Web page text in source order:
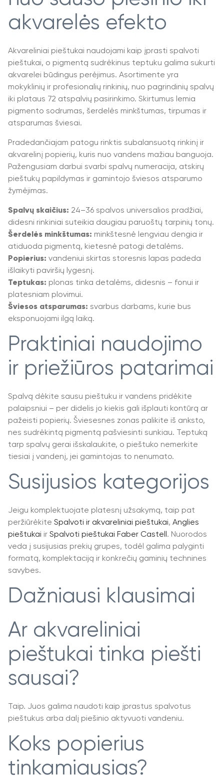
akvarelės efekto
Akvareliniai pieštukai naudojami kaip įprasti spalvoti
pieštukai, o pigmentą sudrėkinus teptuku galima sukurti
akvarelei būdingus perėjimus. Asortimente yra
mokyklinių ir profesionalių rinkinių, nuo pagrindinių spalvų
iki plataus 72 atspalvių pasirinkimo. Skirtumus lemia
pigmento sodrumas, šerdelės minkštumas, tirpumas ir
atsparumas šviesai.
Pradedančiajam patogu rinktis subalansuotą rinkinį ir
akvarelinį popierių, kuris nuo vandens mažiau banguoja.
Pažengusiam darbui svarbi spalvų numeracija, atskirų
pieštukų papildymas ir gamintojo šviesos atsparumo
žymėjimas.
Spalvų skaičius: 24–36 spalvos universalios pradžiai,
didesni rinkiniai suteikia daugiau paruoštų tarpinių tonų.
Šerdelės minkštumas: minkštesnė lengviau dengia ir
atiduoda pigmentą, kietesnė patogi detalėms.
Popierius: vandeniui skirtas storesnis lapas padeda
išlaikyti paviršių lygesnį.
Teptukas: plonas tinka detalėms, didesnis – fonui ir
platesniam plovimui.
Šviesos atsparumas: svarbus darbams, kurie bus
eksponuojami ilgą laiką.
Praktiniai naudojimo
ir priežiūros patarimai
Spalvą dėkite sausu pieštuku ir vandens pridėkite
palaipsniui – per didelis jo kiekis gali išplauti kontūrą ar
pažeisti popierių. Šviesesnes zonas palikite iš anksto,
nes sudrėkintą pigmentą pašviesinti sunkiau. Teptuką
tarp spalvų gerai išskalaukite, o pieštuko nemerkite
tiesiai į vandenį, jei gamintojas to nenumato.
Susijusios kategorijos
Jeigu komplektuojate platesnį užsakymą, taip pat
peržiūrėkite Spalvoti ir akvareliniai pieštukai, Anglies
pieštukai ir Spalvoti pieštukai Faber Castell . Nuorodos
veda į susijusias prekių grupes, todėl galima palyginti
formatą, komplektaciją ir konkrečių gaminių technines
savybes.
Dažniausi klausimai
Ar akvareliniai
pieštukai tinka piešti
sausai?
Taip. Juos galima naudoti kaip įprastus spalvotus
pieštukus arba dalį piešinio aktyvuoti vandeniu.
Koks popierius
tinkamiausias?